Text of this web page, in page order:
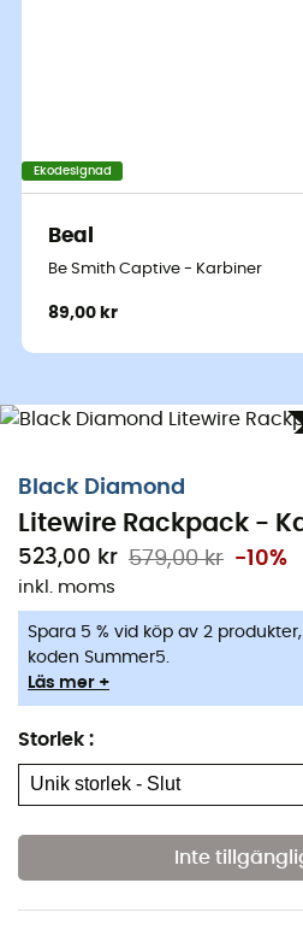
Ekodesignad
Beal
Be Smith Captive - Karbiner
89,00 kr
Black Diamond
Litewire Rackpack -
523,00 kr 579,00 kr -10%
inkl. moms
Spara 5 % vid köp av 2
koden Summer5.
Läs mer +
Storlek :
Inte